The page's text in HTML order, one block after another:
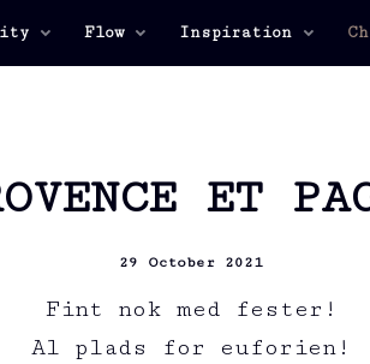
Flow Inspiration
ET
29 October 2021
Fint nok med fester!
Al plads for euforien!